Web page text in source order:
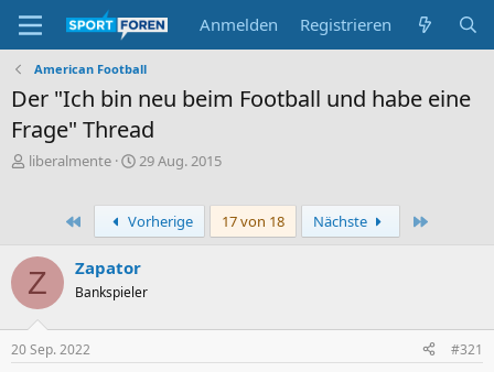
Anmelden Registrieren
American Football
Der "Ich bin neu beim Football und habe eine
Frage" Thread
E
l
l
e
liberalmente
E
t
e
t
29 Aug. 2015
Erste Vorherige 17 von 18 Nächste
Z Zapator
Bankspieler
20 Sep. 2022 #321